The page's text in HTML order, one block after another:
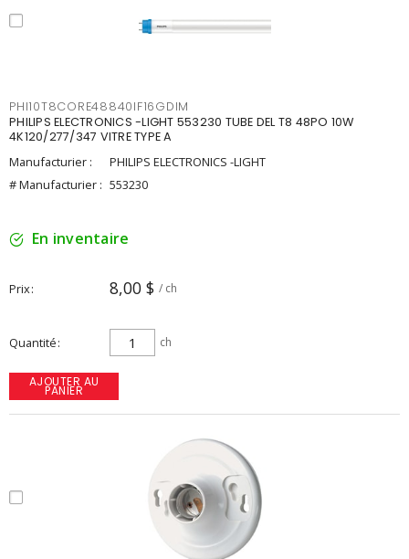
PHI10T8CORE48840IF16GDIM
PHILIPS ELECTRONICS -LIGHT 553230 TUBE DEL T8 48PO 10W
4K120/277/347 VITRE TYPE A
Manufacturier :
PHILIPS ELECTRONICS -LIGHT
# Manufacturier : 553230
En inventaire
Prix 8,00 $ / ch
Quantité ch
AJOUTER AU
PANIER